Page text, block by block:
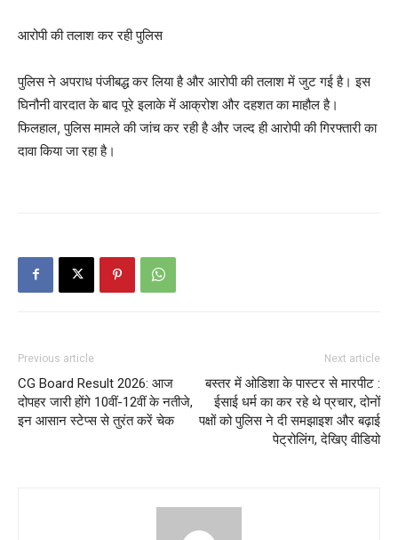
आरोपी की तलाश कर रही पुलिस
पुलिस ने अपराध पंजीबद्ध कर लिया है और आरोपी की तलाश में जुट गई है। इस
घिनौनी वारदात के बाद पूरे इलाके में आक्रोश और दहशत का माहौल है।
फिलहाल, पुलिस मामले की जांच कर रही है और जल्द ही आरोपी की गिरफ्तारी का
दावा किया जा रहा है।
Previous article
CG Board Result 2026: आज
दोपहर जारी होंगे 10वीं-12वीं के नतीजे,
इन आसान स्टेप्स से तुरंत करें चेक
Next article
बस्तर में ओडिशा के पास्टर से मारपीट :
ईसाई धर्म का कर रहे थे प्रचार, दोनों
पक्षों को पुलिस ने दी समझाइश और बढ़ाई
पेट्रोलिंग, देखिए वीडियो